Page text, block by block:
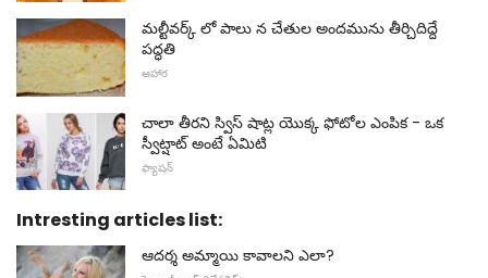
మల్టీవర్క్ లో పాలు న చేతుల అందమును తీర్చిదిద్దే
పద్ధతి
ఆహార
చాలా తీరని స్విస్ షాట్ల యొక్క ఫోటోల ఎంపిక - ఒక
స్వీట్షాట్ అంటే ఏమిటి
ఫ్యాషన్
Intresting articles list:
ఆదర్శ అమ్మాయి కావాలని ఎలా?